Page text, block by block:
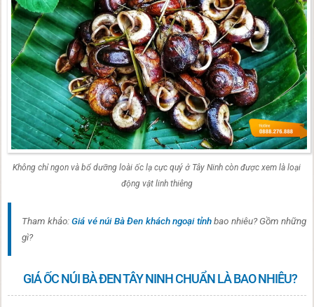
Không chỉ ngon và bổ dưỡng loài ốc lạ cực quý ở Tây Ninh còn được xem là loại
động vật linh thiêng
Tham khảo:Giá vé núi Bà Đen khách ngoại tỉnhbao nhiêu? Gồm những
gì?
GIÁ ỐC NÚI BÀ ĐEN TÂY NINH CHUẨN LÀ BAO NHIÊU?